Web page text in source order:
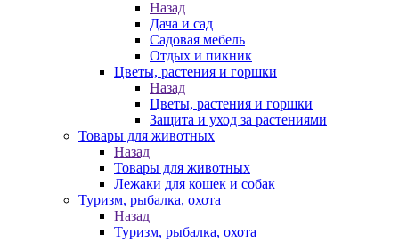
Назад
Дача и сад
Садовая мебель
Отдых и пикник
Цветы, растения и горшки
Назад
Цветы, растения и горшки
Защита и уход за растениями
Товары для животных
Назад
Товары для животных
Лежаки для кошек и собак
Туризм, рыбалка, охота
Назад
Туризм, рыбалка, охота